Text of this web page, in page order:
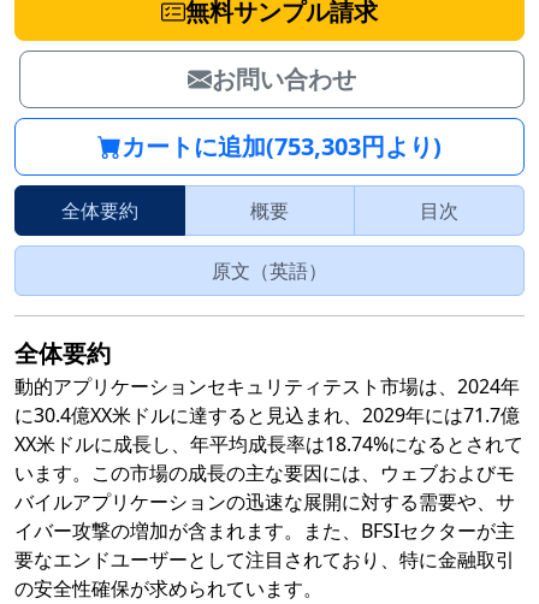
無料サンプル請求
お問い合わせ
カートに追加(753,303円より)
全体要約 概要 目次
原文（英語）
全体要約
動的アプリケーションセキュリティテスト市場は、2024年
に30.4億XX米ドルに達すると見込まれ、2029年には71.7億
XX米ドルに成長し、年平均成長率は18.74%になるとされて
います。この市場の成長の主な要因には、ウェブおよびモ
バイルアプリケーションの迅速な展開に対する需要や、サ
イバー攻撃の増加が含まれます。また、BFSIセクターが主
要なエンドユーザーとして注目されており、特に金融取引
の安全性確保が求められています。